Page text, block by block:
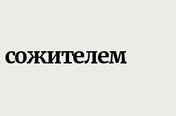
сожителем